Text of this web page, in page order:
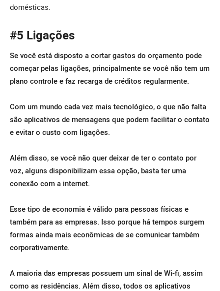
domésticas.
#5 Ligações
Se você está disposto a cortar gastos do orçamento pode
começar pelas ligações, principalmente se você não tem um
plano controle e faz recarga de créditos regularmente.
Com um mundo cada vez mais tecnológico, o que não falta
são aplicativos de mensagens que podem facilitar o contato
e evitar o custo com ligações.
Além disso, se você não quer deixar de ter o contato por
voz, alguns disponibilizam essa opção, basta ter uma
conexão com a internet.
Esse tipo de economia é válido para pessoas físicas e
também para as empresas. Isso porque há tempos surgem
formas ainda mais econômicas de se comunicar também
corporativamente.
A maioria das empresas possuem um sinal de Wi-fi, assim
como as residências. Além disso, todos os aplicativos